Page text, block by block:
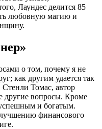
Лаундес делится 85
любовную магию и
о том, почему я не
как другим удается так
Стенли Томас, автор
другие вопросы. Кроме
успешным и богатым.
финансового